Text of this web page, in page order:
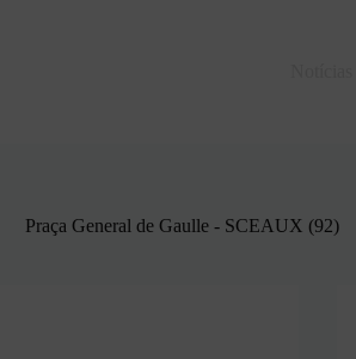
Praça General de Gaulle - SCEAUX (92)